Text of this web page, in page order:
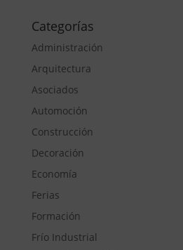
Categorías
Administración
Arquitectura
Asociados
Automoción
Construcción
Decoración
Economía
Ferias
Formación
Frío Industrial